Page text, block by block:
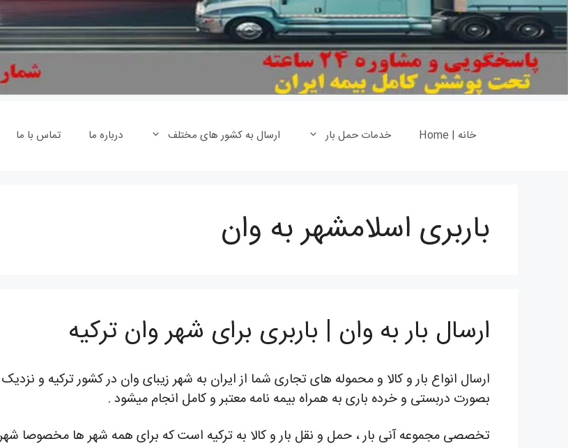
خانه | Home خدمات حمل بار ارسال به کشور های مختلف درباره ما تماس با ما
باربری اسلامشهر به وان
ارسال بار به وان | باربری برای شهر وان ترکیه
ارسال انواع بار و کالا و محموله های تجاری شما از ایران به شهر زیبای وان در کشور ترکیه و
بصورت دربستی و خرده باری به همراه بیمه نامه معتبر و کامل انجام میشود .
تخصصی مجموعه آنی بار ، حمل و نقل بار و کالا به ترکیه است که برای همه شهر ها مخصوصا شهر